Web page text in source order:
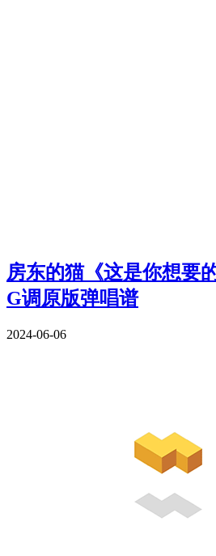
房东的猫《这是你想要
G调原版弹唱谱
2024-06-06